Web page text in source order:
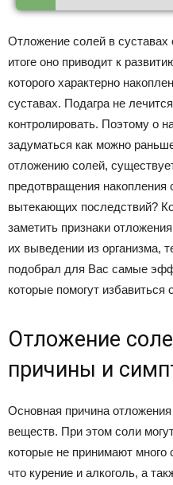
Отложение солей в суставах
итоге оно приводит к
которого характерно
суставах. Подагра не
контролировать. Поэтому о
задуматься как можно
отложению солей,
предотвращения накопления
вытекающих последствий?
заметить признаки
их выведении из организма,
подобрал для Вас самые
которые помогут избавиться
Отложение
причины и
Основная причина
веществ. При этом соли
которые не принимают много
что курение и алкоголь, а